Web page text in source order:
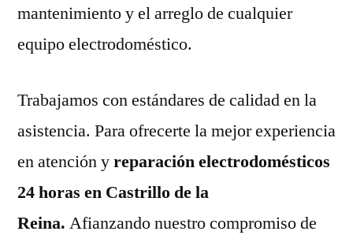
mantenimiento y el arreglo de cualquier
equipo electrodoméstico.
Trabajamos con estándares de calidad en la
asistencia. Para ofrecerte la mejor experiencia
en atención yreparación electrodomésticos
24 horas en Castrillo de la
Reina. Afianzando nuestro compromiso de